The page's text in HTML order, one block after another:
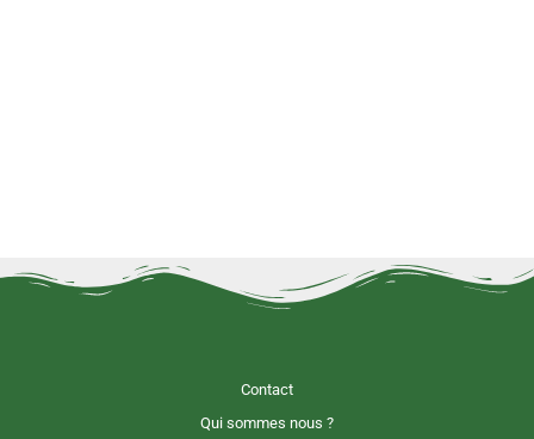
Contact
Qui sommes nous ?